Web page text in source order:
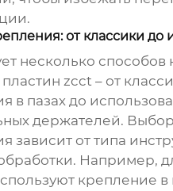
от классики до
несколько способов
zcct – от
в пазах до
держателей.
зависит от типа
Например,
крепление в